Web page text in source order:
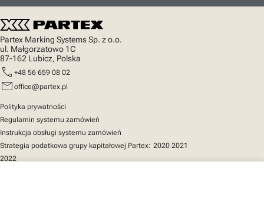
Partex Marking Systems Sp. z o.o.
ul. Małgorzatowo 1C
87-162 Lubicz, Polska
call +48 56 659 08 02
mail office@partex.pl
Polityka prywatności
Regulamin systemu zamówień
Instrukcja obsługi systemu zamówień
Strategia podatkowa grupy kapitałowej Partex: 2020 2021
2022